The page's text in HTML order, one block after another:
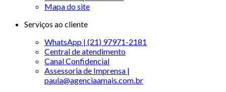
Mapa do site
Serviços ao cliente
WhatsApp | (21) 97971-2181
Central de atendimento
Canal Confidencial
Assessoria de Imprensa |
paula@agenciaamais.com.br